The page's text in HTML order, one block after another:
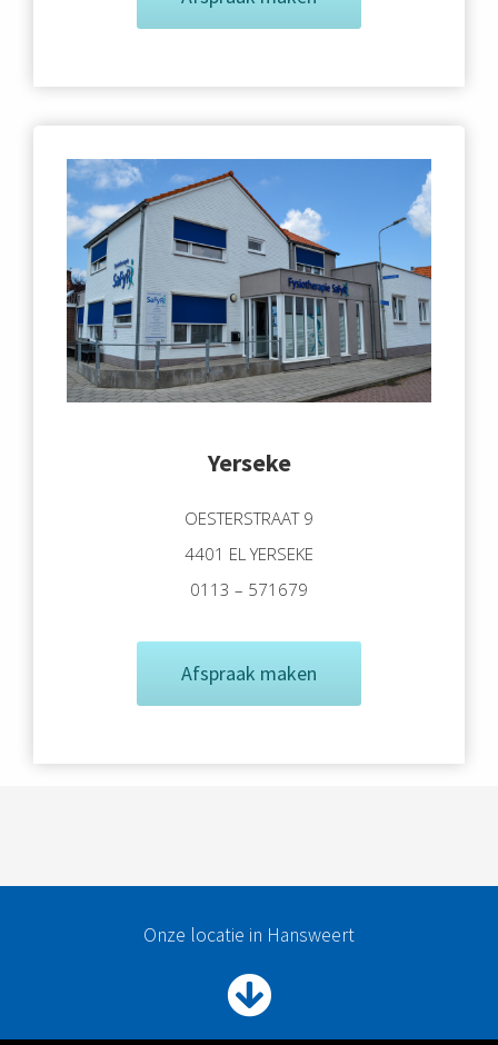
Yerseke
OESTERSTRAAT 9
4401 EL YERSEKE
0113 – 571679
Afspraak maken
Onze locatie in Hansweert